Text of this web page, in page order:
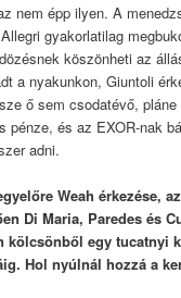
nem épp ilyen. A
gyakorlatilag
köszönheti az
a nyakunkon, Giuntoli
ő sem csodatévő,
pénze, és az EXOR-nak
adni.
Weah érkezése,
Di Maria, Paredes és
kölcsönből egy tucatnyi
Hol nyúlnál hozzá a